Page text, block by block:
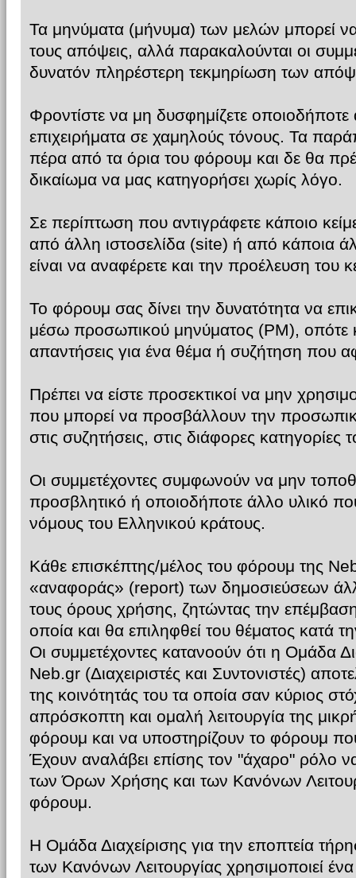
Τα μηνύματα (μήνυμα) των μελών μπορεί
τους απόψεις, αλλά παρακαλούνται οι
δυνατόν πληρέστερη τεκμηρίωση των
Φροντίστε να μη δυσφημίζετε οποιοδήποτε
επιχειρήματα σε χαμηλούς τόνους. Τα
πέρα από τα όρια του φόρουμ και δε θα
δικαίωμα να μας κατηγορήσει χωρίς λόγο.
Σε περίπτωση που αντιγράφετε κάποιο
από άλλη ιστοσελίδα (site) ή από κάποια
είναι να αναφέρετε και την προέλευση του
Το φόρουμ σας δίνει την δυνατότητα να
μέσω προσωπικού μηνύματος (PM), οπότε
απαντήσεις για ένα θέμα ή συζήτηση που
Πρέπει να είστε προσεκτικοί να μην
που μπορεί να προσβάλλουν την
στις συζητήσεις, στις διάφορες κατηγορίες
Οι συμμετέχοντες συμφωνούν να μην
προσβλητικό ή οποιοδήποτε άλλο υλικό
νόμους του Ελληνικού κράτους.
Κάθε επισκέπτης/μέλος του φόρουμ της
«αναφοράς» (report) των δημοσιεύσεων
τους όρους χρήσης, ζητώντας την
οποία και θα επιληφθεί του θέματος κατά
Οι συμμετέχοντες κατανοούν ότι η Ομάδα
Neb.gr (Διαχειριστές και Συντονιστές)
της κοινότητάς του τα οποία σαν κύριος
απρόσκοπτη και ομαλή λειτουργία της
φόρουμ και να υποστηρίζουν το φόρουμ
Έχουν αναλάβει επίσης τον "άχαρο" ρόλο
των Όρων Χρήσης και των Κανόνων
φόρουμ.
Η Ομάδα Διαχείρισης για την εποπτεία
των Κανόνων Λειτουργίας χρησιμοποιεί